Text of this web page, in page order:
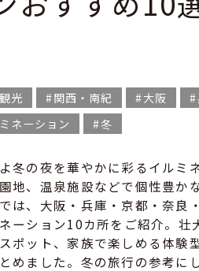
光 関西・南紀 大阪
ネーション
冬
冬の夜を華やかに彩るイルミ
地、温泉施設などで個性豊か
は、大阪・兵庫・京都・奈良
ーション10カ所をご紹介。
ポット、家族で楽しめる体験
めました。冬の旅行の参考に